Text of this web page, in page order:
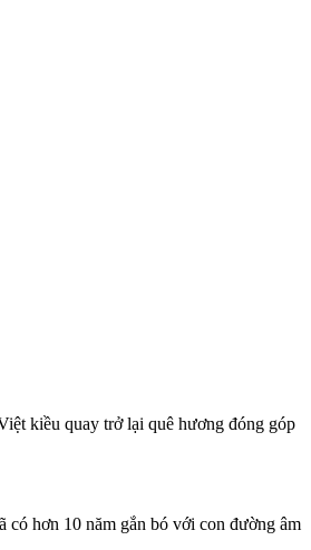
kiều quay trở lại quê hương đóng góp
hơn 10 năm gắn bó với con đường âm